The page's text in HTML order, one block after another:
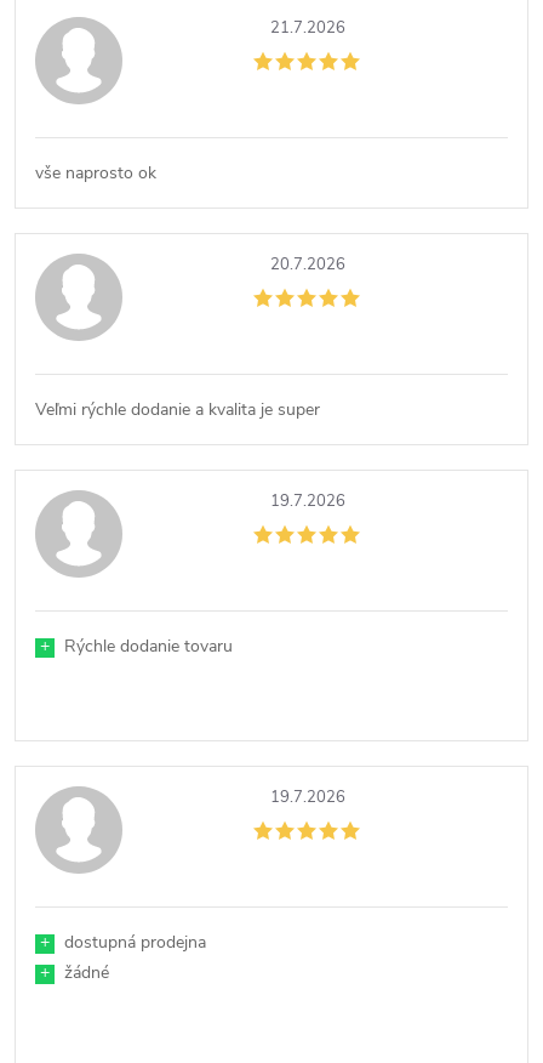
21.7.2026
vše naprosto ok
20.7.2026
Veľmi rýchle dodanie a kvalita je super
19.7.2026
+ Rýchle dodanie tovaru
19.7.2026
+
dostupná prodejna
+
žádné